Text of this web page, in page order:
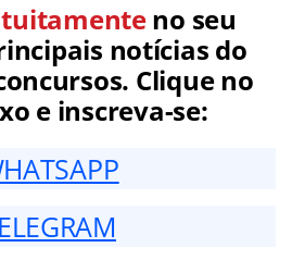
no seu
notícias do
Clique no
e inscreva-se: